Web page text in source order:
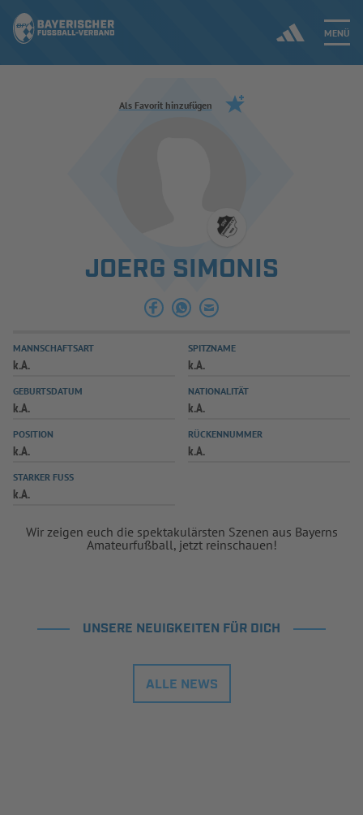
MENÜ
Jetzt einloggen
SPIELBETRIEB & VERBANDSLEBEN
AUSBILDUNG & FÖRDERUNG
SPIELPLUS
Als Favorit hinzufügen
JOERG SIMONIS
MANNSCHAFTSART
k.A.
SPITZNAME
k.A.
GEBURTSDATUM
k.A.
NATIONALITÄT
k.A.
POSITION
k.A.
RÜCKENNUMMER
k.A.
STARKER FUSS
k.A.
Wir zeigen euch die spektakulärsten Szenen aus Bayerns
Amateurfußball, jetzt reinschauen!
UNSERE NEUIGKEITEN FÜR DICH
ALLE NEWS